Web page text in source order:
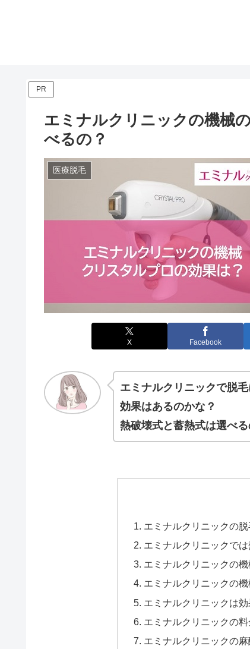
PR
エミナルクリニックの機械
べるの？
医療脱毛
X Facebook
エミナルクリニックで脱
効果はあるのかな？
熱破壊式と蓄熱式は選べる
エミナルクリニックの
エミナルクリニックで
エミナルクリニックの
エミナルクリニックの
エミナルクリニックは
エミナルクリニックの料
エミナルクリニックの